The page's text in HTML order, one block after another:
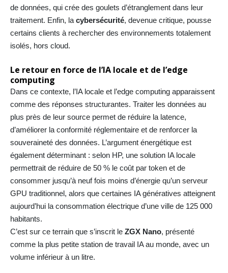
de données, qui crée des goulets d’étranglement dans leur
traitement. Enfin, la cybersécurité, devenue critique, pousse
certains clients à rechercher des environnements totalement
isolés, hors cloud.
Le retour en force de l’IA locale et de l’edge
computing
Dans ce contexte, l’IA locale et l’edge computing apparaissent
comme des réponses structurantes. Traiter les données au
plus près de leur source permet de réduire la latence,
d’améliorer la conformité réglementaire et de renforcer la
souveraineté des données. L’argument énergétique est
également déterminant : selon HP, une solution IA locale
permettrait de réduire de 50 % le coût par token et de
consommer jusqu’à neuf fois moins d’énergie qu’un serveur
GPU traditionnel, alors que certaines IA génératives atteignent
aujourd’hui la consommation électrique d’une ville de 125 000
habitants.
C’est sur ce terrain que s’inscrit le ZGX Nano, présenté
comme la plus petite station de travail IA au monde, avec un
volume inférieur à un litre.